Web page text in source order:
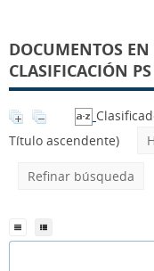
DOCUMENTOS
CLASIFICACIÓN
Título ascendente)
Refinar búsqueda